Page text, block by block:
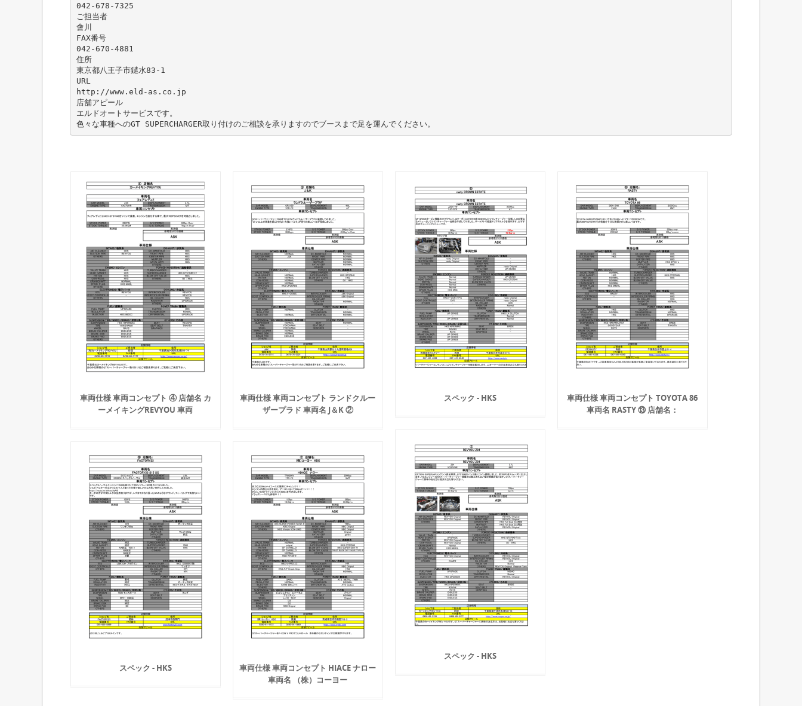
042-678-7325
ご担当者
會川
FAX番号
042-670-4881
住所
東京都八王子市鑓水83-1
URL
http://www.eld-as.co.jp
店舗アピール
エルドオートサービスです。
車両仕様 車両コンセプト ④ 店舗名 カ
ーメイキングREVYOU 車両
車両仕様 車両コンセプト ランドクルー
ザープラド 車両名 J＆K ②
スペック - HKS
車両仕様 車両コンセプト TOYOTA 86
車両名 RASTY ⑬ 店舗名：
スペック - HKS
スペック - HKS
車両仕様 車両コンセプト HIACE ナロー
車両名 （株）コーヨー